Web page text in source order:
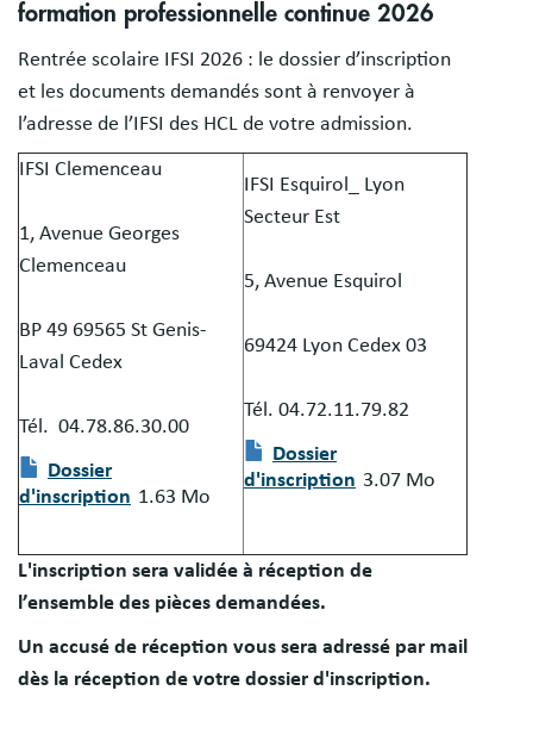
formation professionnelle continue 2026
Rentrée scolaire IFSI 2026 : le dossier d’inscription
et les documents demandés sont à renvoyer à
l’adresse de l’IFSI des HCL de votre admission.
IFSI Clemenceau
1, Avenue Georges
Clemenceau
BP 49 69565 St Genis-
Laval Cedex
Tél. 04.78.86.30.00
Document
Dossier
d'inscription 1.63 Mo
IFSI Esquirol_ Lyon
Secteur Est
5, Avenue Esquirol
69424 Lyon Cedex 03
Tél. 04.72.11.79.82
Document
Dossier
d'inscription 3.07 Mo
L'inscription sera validée à réception de
l’ensemble des pièces demandées.
Un accusé de réception vous sera adressé par mail
dès la réception de votre dossier d'inscription.